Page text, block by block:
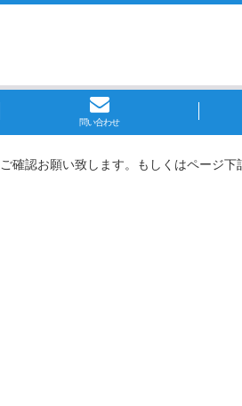
問い合わせ
確認お願い致します。もしくはページ下